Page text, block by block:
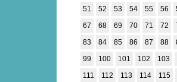
51
52 53 54 55 56
67
68 69 70 71 72
83
84 85 86 87 88
99
100 101 102 103
111
112 113 114 115